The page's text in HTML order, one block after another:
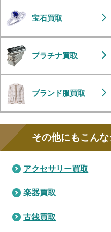
宝石買取
プラチナ買取
ブランド服買取
その他にもこん
アクセサリー買取
楽器買取
古銭買取